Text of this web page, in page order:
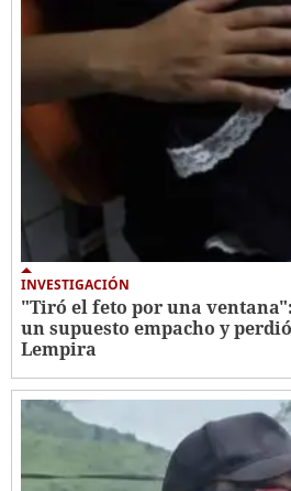
INVESTIGACIÓN
"Tiró el feto por una
un supuesto empacho y
Lempira